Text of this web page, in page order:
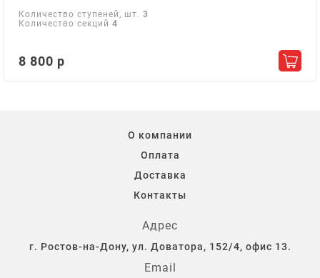
Количество ступеней, шт. 3
Количество секций 4
8 800 р
О компании
Оплата
Доставка
Контакты
Адрес
г. Ростов-на-Дону, ул. Доватора, 152/4, офис 13.
Email